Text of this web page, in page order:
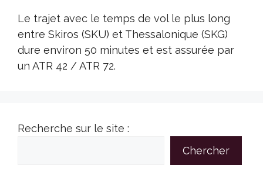
Le trajet avec le temps de vol le plus long
entre Skiros (SKU) et Thessalonique (SKG)
dure environ 50 minutes et est assurée par
un ATR 42 / ATR 72.
Recherche sur le site :
Chercher